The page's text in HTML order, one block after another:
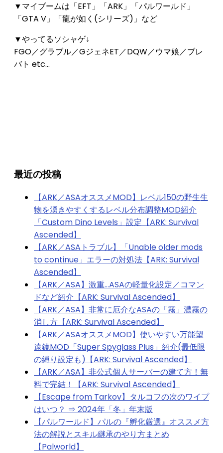
▼マイブームは「EFT」「ARK」「パルワールド」
「GTA V」「龍が如く(シリーズ)」など
▼やってるソシャゲ↓
FGO／グラブル／GジェネET／DQW／ウマ娘／ブレ
バト etc...
最近の投稿
【ARK／ASAオススメMOD】レベル150の野生生
物を湧きやすくするレベル分布調整MOD紹介
「Custom Dino Levels」設定【ARK: Survival
Ascended】
【ARK／ASAトラブル】「Unable older mods
to continue」エラーの対処法【ARK: Survival
Ascended】
【ARK／ASA】激重…ASAの軽量化設定／コマン
ドなど紹介【ARK: Survival Ascended】
【ARK／ASA】非常に厄介なASAの「霧」濃霧の
消し方【ARK: Survival Ascended】
【ARK／ASAオススメMOD】使いやすい万能望
遠鏡MOD「Super Spyglass Plus」紹介(最低限
の縛り設定も)【ARK: Survival Ascended】
【ARK／ASA】非公式個人サーバーの建て方！無
料で完結！【ARK: Survival Ascended】
【Escape from Tarkov】タルコフの次のワイプ
はいつ？ ⇒ 2024年「冬」年末版
【パルワールド】パルの『孵化厳選』オススメ方
法の解説とスキル継承のやり方まとめ
【Palworld】